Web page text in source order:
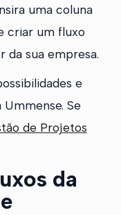
uma coluna
criar um fluxo
da sua empresa.
e
Se
de Projetos
da